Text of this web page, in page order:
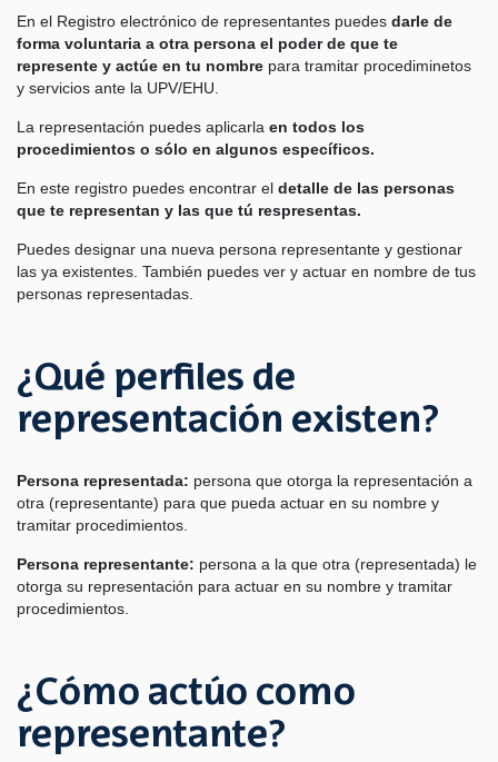
En el Registro electrónico de representantes puedes darle de
forma voluntaria a otra persona el poder de que te
represente y actúe en tu nombre para tramitar procediminetos
y servicios ante la UPV/EHU.
La representación puedes aplicarla en todos los
procedimientos o sólo en algunos específicos.
En este registro puedes encontrar el detalle de las personas
que te representan y las que tú respresentas.
Puedes designar una nueva persona representante y gestionar
las ya existentes. También puedes ver y actuar en nombre de tus
personas representadas.
¿Qué perfiles de
representación existen?
Persona representada: persona que otorga la representación a
otra (representante) para que pueda actuar en su nombre y
tramitar procedimientos.
Persona representante: persona a la que otra (representada) le
otorga su representación para actuar en su nombre y tramitar
procedimientos.
¿Cómo actúo como
representante?